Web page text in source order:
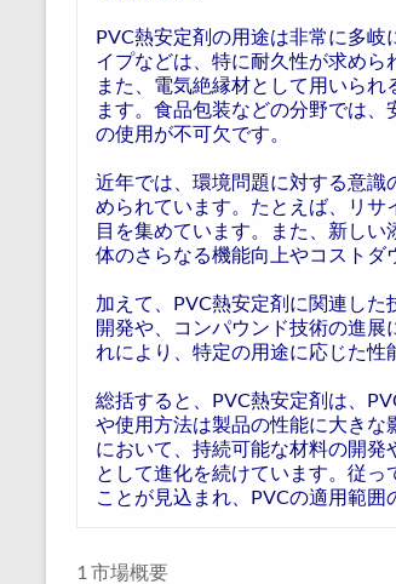
PVC熱安定剤の用途は非常に多
イプなどは、特に耐久性が求めら
また、電気絶縁材として用いら
ます。食品包装などの分野では
の使用が不可欠です。
近年では、環境問題に対する意
められています。たとえば、リ
目を集めています。また、新し
体のさらなる機能向上やコストダ
加えて、PVC熱安定剤に関連し
開発や、コンパウンド技術の進
れにより、特定の用途に応じた性
総括すると、PVC熱安定剤は、
や使用方法は製品の性能に大き
において、持続可能な材料の開
として進化を続けています。従
ことが見込まれ、PVCの適用範囲
1 市場概要